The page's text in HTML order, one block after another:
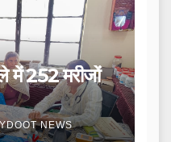
में 252 मरीजों
NEWS